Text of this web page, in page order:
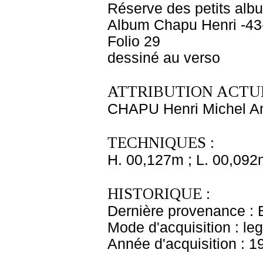
Réserve des petits
Album Chapu Henri -
Folio 29
dessiné au verso
ATTRIBUTION
CHAPU Henri Michel
TECHNIQUES :
H. 00,127m ; L.
HISTORIQUE :
Dernière provenance :
Mode d'acquisition :
Année d'acquisition :